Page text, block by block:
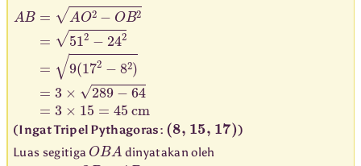
2 −OB2=512−
(Ingat Tripel Pythagoras: (8, 15, 17) )
Luas segitiga OBA dinyatakan oleh